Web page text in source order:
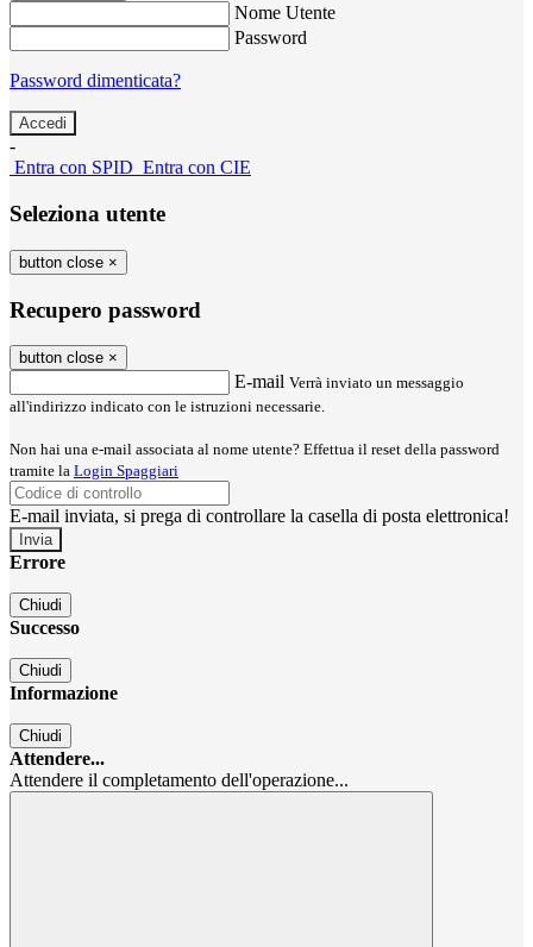
Nome Utente
Password
Password dimenticata?
-
Entra con SPID Entra con CIE
Seleziona utente
button close ×
Recupero password
button close ×
E-mail Verrà inviato un messaggio
all'indirizzo indicato con le istruzioni necessarie.
Non hai una e-mail associata al nome utente? Effettua il reset della password
tramite la Login Spaggiari
E-mail inviata, si prega di controllare la casella di posta elettronica!
Errore
Chiudi
Successo
Chiudi
Informazione
Chiudi
Attendere...
Attendere il completamento dell'operazione...